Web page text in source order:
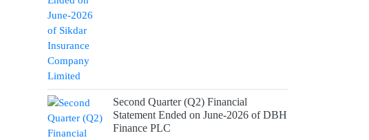
Second Quarter (Q2) Financial
Statement Ended on June-2026 of DBH
Finance PLC